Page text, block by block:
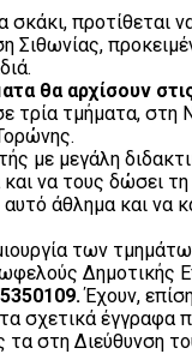
προτίθεται
Σιθωνίας,
θα αρχίσουν
τρία τμήματα, στη
με μεγάλη
και να τους δώσει
άθλημα και να
των
Δημοτικής
Έχουν,
σχετικά έγγραφα
τα στη Διεύθυνση